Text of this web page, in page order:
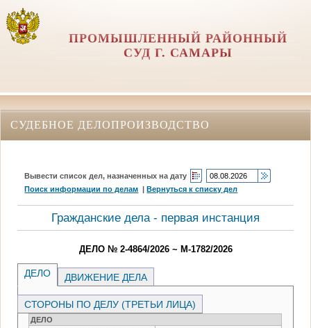
ПРОМЫШЛЕННЫЙ РАЙОННЫЙ
СУД Г. САМАРЫ
СУДЕБНОЕ ДЕЛОПРОИЗВОДСТВО
Вывести список дел, назначенных на дату
Поиск информации по делам |Вернуться к списку дел
Гражданские дела - первая инстанция
ДЕЛО № 2-4864/2026 ~ М-1782/2026
ДЕЛО ДВИЖЕНИЕ ДЕЛА
СТОРОНЫ ПО ДЕЛУ (ТРЕТЬИ ЛИЦА)
ДЕЛО